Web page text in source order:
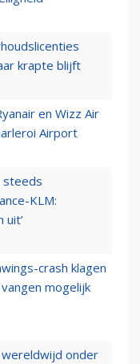
krapte blijft
en Wizz Air
Airport
steeds
KLM:
uit’
crash klagen
mogelijk
onder